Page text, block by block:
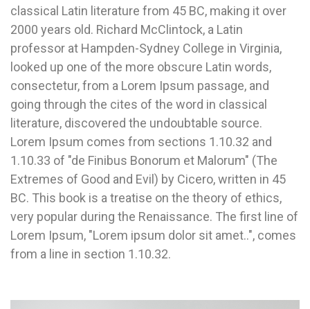
classical Latin literature from 45 BC, making it over
2000 years old. Richard McClintock, a Latin
professor at Hampden-Sydney College in Virginia,
looked up one of the more obscure Latin words,
consectetur, from a Lorem Ipsum passage, and
going through the cites of the word in classical
literature, discovered the undoubtable source.
Lorem Ipsum comes from sections 1.10.32 and
1.10.33 of "de Finibus Bonorum et Malorum" (The
Extremes of Good and Evil) by Cicero, written in 45
BC. This book is a treatise on the theory of ethics,
very popular during the Renaissance. The first line of
Lorem Ipsum, "Lorem ipsum dolor sit amet..", comes
from a line in section 1.10.32.